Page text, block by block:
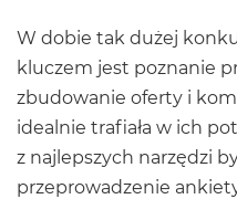
W dobie tak dużej
kluczem jest poznanie
zbudowanie oferty i
idealnie trafiała w ich
z najlepszych narzędzi
przeprowadzenie